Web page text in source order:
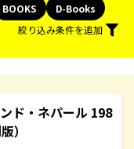
BOOKS
D-Books
絞り込み条件を追加
ド・ネパール 198
）